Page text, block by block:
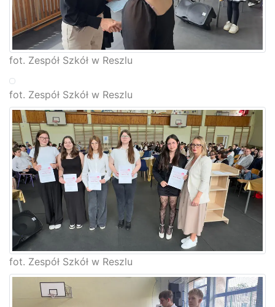
fot. Zespół Szkół w Reszlu
fot. Zespół Szkół w Reszlu
fot. Zespół Szkół w Reszlu